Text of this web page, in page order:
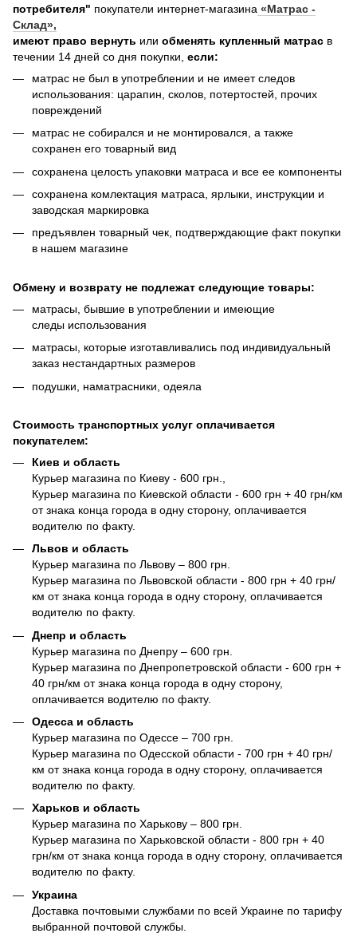
потребителя" покупатели интернет-магазина «Матрас -
Склад»,
имеют право вернуть или обменять купленный матрас в
течении 14 дней со дня покупки, если:
матрас не был в употреблении и не имеет следов
использования: царапин, сколов, потертостей, прочих
повреждений
матрас не собирался и не монтировался, а также
сохранен его товарный вид
сохранена целость упаковки матраса и все ее компоненты
сохранена комлектация матраса, ярлыки, инструкции и
заводская маркировка
предъявлен товарный чек, подтверждающие факт покупки
в нашем магазине
Обмену и возврату не подлежат следующие товары:
матрасы, бывшие в употреблении и имеющие
следы использования
матрасы, которые изготавливались под индивидуальный
заказ нестандартных размеров
подушки, наматрасники, одеяла
Стоимость транспортных услуг оплачивается
покупателем:
Киев и область
Курьер магазина по Киеву - 600 грн.,
Курьер магазина по Киевской области - 600 грн + 40 грн/км
от знака конца города в одну сторону, оплачивается
водителю по факту.
Львов и область
Курьер магазина по Львову – 800 грн.
Курьер магазина по Львовской области - 800 грн + 40 грн/
км от знака конца города в одну сторону, оплачивается
водителю по факту.
Днепр и область
Курьер магазина по Днепру – 600 грн.
Курьер магазина по Днепропетровской области - 600 грн +
40 грн/км от знака конца города в одну сторону,
оплачивается водителю по факту.
Одесса и область
Курьер магазина по Одессе – 700 грн.
Курьер магазина по Одесской области - 700 грн + 40 грн/
км от знака конца города в одну сторону, оплачивается
водителю по факту.
Харьков и область
Курьер магазина по Харькову – 800 грн.
Курьер магазина по Харьковской области - 800 грн + 40
грн/км от знака конца города в одну сторону, оплачивается
водителю по факту.
Украина
Доставка почтовыми службами по всей Украине по тарифу
выбранной почтовой службы.